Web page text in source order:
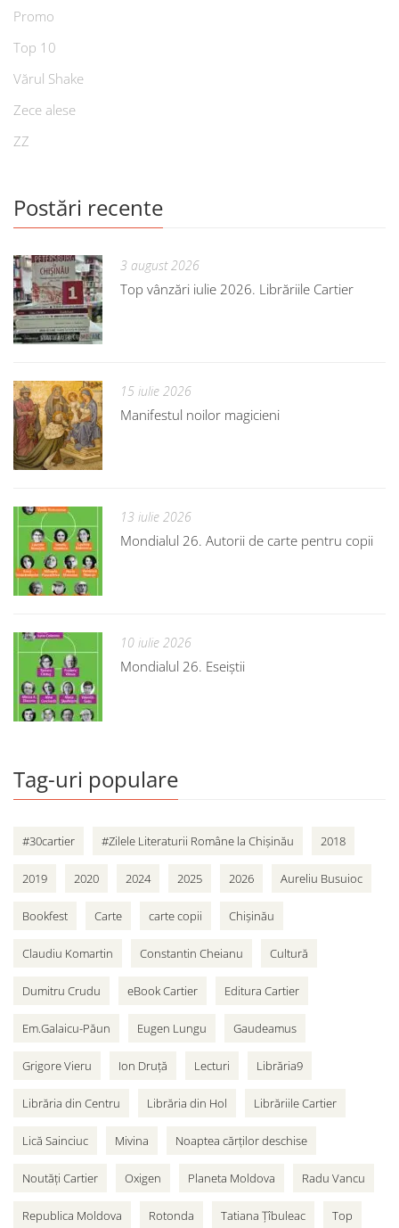
Promo
Top 10
Vărul Shake
Zece alese
ZZ
Postări recente
3 august 2026
Top vânzări iulie 2026. Librăriile Cartier
15 iulie 2026
Manifestul noilor magicieni
13 iulie 2026
Mondialul 26. Autorii de carte pentru copii
10 iulie 2026
Mondialul 26. Eseiștii
Tag-uri populare
#30cartier #Zilele Literaturii Române la Chișinău 2018
2019 2020 2024 2025 2026 Aureliu Busuioc
Bookfest Carte carte copii Chișinău
Claudiu Komartin Constantin Cheianu Cultură
Dumitru Crudu eBook Cartier Editura Cartier
Em.Galaicu-Păun Eugen Lungu Gaudeamus
Grigore Vieru Ion Druță Lecturi Librăria9
Librăria din Centru Librăria din Hol Librăriile Cartier
Lică Sainciuc Mivina Noaptea cărților deschise
Noutăți Cartier Oxigen Planeta Moldova Radu Vancu
Republica Moldova Rotonda Tatiana Țîbuleac Top